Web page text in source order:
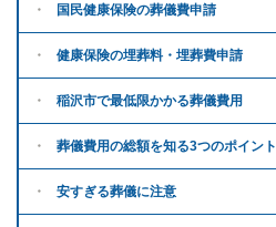
国民健康保険の葬儀費申請
健康保険の埋葬料・ 埋葬費申請
稲沢市で最低限かかる葬儀費用
葬儀費用の総額を知る3つのポイント
安すぎる葬儀に注意